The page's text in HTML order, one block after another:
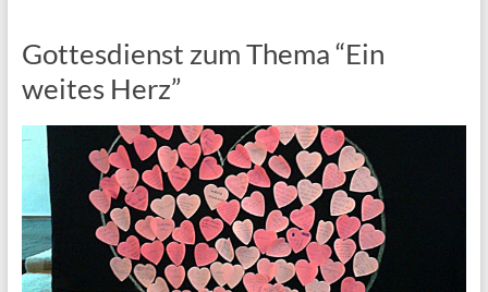
Gottesdienst zum Thema “Ein
weites Herz”